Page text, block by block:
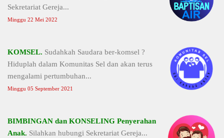
Sekretariat Gereja...
Minggu 22 Mei 2022
KOMSEL. Sudahkah Saudara ber-komsel ?
Hiduplah dalam Komunitas Sel dan akan terus
mengalami pertumbuhan...
Minggu 05 September 2021
BIMBINGAN dan KONSELING Penyerahan
Anak. Silahkan hubungi Sekretariat Gereja...